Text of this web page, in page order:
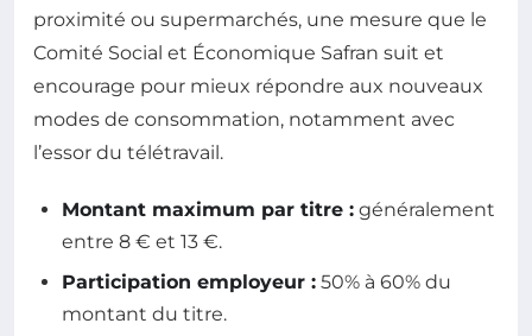
proximité ou supermarchés, une mesure que le
Comité Social et Économique Safran suit et
encourage pour mieux répondre aux nouveaux
modes de consommation, notamment avec
l’essor du télétravail.
Montant maximum par titre : généralement
entre 8 € et 13 €.
Participation employeur : 50% à 60% du
montant du titre.